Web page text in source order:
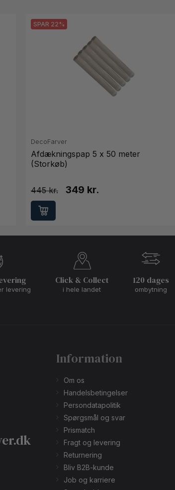
SPAR 22%
DecoFarver
Afdækningspap 5 x 50 meter
(Storkøb)
445 349 kr.
levering
Click & Collect
i hele landet
120 dages
ombytning
Information
Om os
Handelsbetingelser
Persondatapolitik
Spørgsmål og svar
Prismatch
Fragt og levering
Returnering
Bliv B2B-kunde
Job og karriere